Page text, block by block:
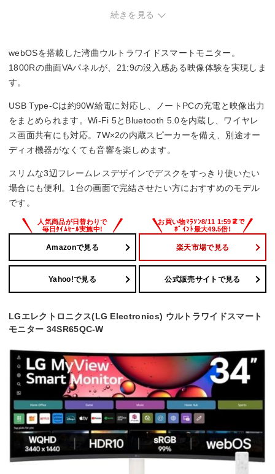
続きを見る
webOSを搭載した湾曲ウルトラワイドスマートモニター。
1800Rの曲面VAパネルが、21:9の没入感ある映像体験を実現しま
す。
USB Type-Cは約90W給電に対応し、ノートPCの充電と映像出力
をまとめられます。Wi-Fi 5とBluetooth 5.0を内蔵し、ワイヤレ
ス画面共有にも対応。7W×2の内蔵スピーカーを備え、別途オー
ディオ機器がなくても音響を楽しめます。
スリムな3辺フレームレスデザインでデスクをすっきり使いたい
場合にも便利。1台の画面で完結させたい方におすすめのモデル
です。
Amazonで見る 楽天市場で見る
Yahoo!で見る 公式販売サイトで見る
LGエレクトロニクス(LG Electronics) ウルトラワイドスマート
モニター 34SR65QC-W